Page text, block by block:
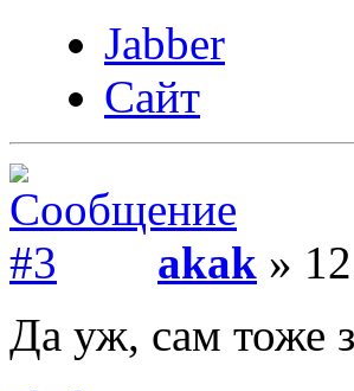
Jabber
Сайт
akak »
Да уж, сам тоже